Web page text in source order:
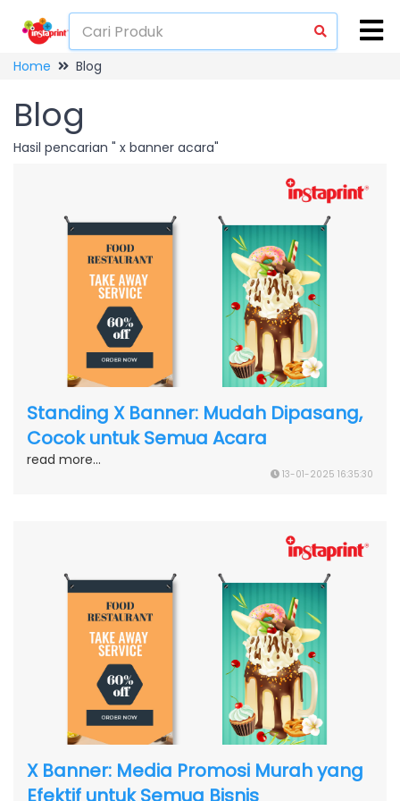
Home Blog
Blog
Hasil pencarian " x banner acara"
Standing X Banner: Mudah Dipasang,
Cocok untuk Semua Acara
read more...
13-01-2025 16:35:30
X Banner: Media Promosi Murah yang
Efektif untuk Semua Bisnis